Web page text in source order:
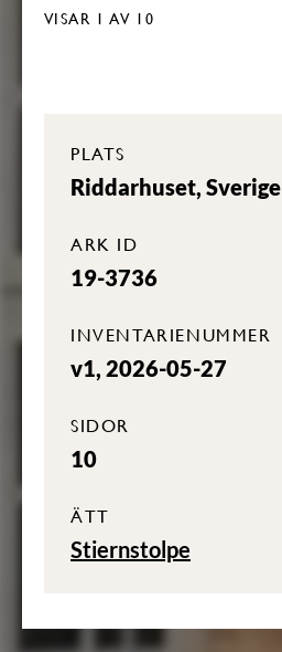
VISAR 1 AV 10
PLATS
Riddarhuset, Sverige
ARK ID
19-3736
INVENTARIENUMMER
v1, 2026-05-27
SIDOR
10
ÄTT
Stiernstolpe